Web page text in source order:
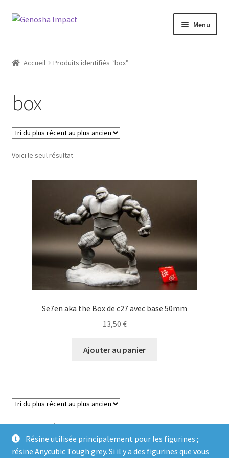
Résine utilisée principalement pour les figurines ;
résine Anycubic Tough grey. Si il y a des figurines que vous
Aller
navigation
Aller
Menu
Checkout
My account
Shop
Wishlist
Accueil Produits identifiés “box”
box
Voici le seul résultat
Se7en aka the Box de c27 avec base 50mm
13,50 €
Ajouter au panier
Voici le seul résultat